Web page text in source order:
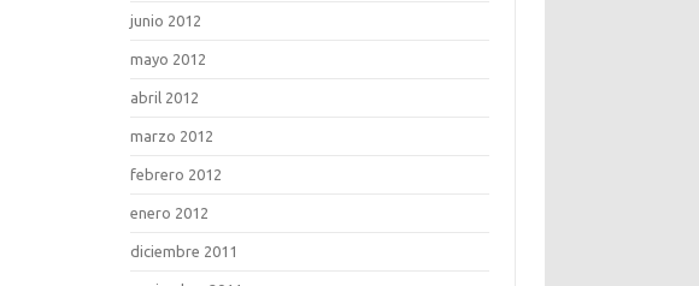
junio 2012
mayo 2012
abril 2012
marzo 2012
febrero 2012
enero 2012
diciembre 2011